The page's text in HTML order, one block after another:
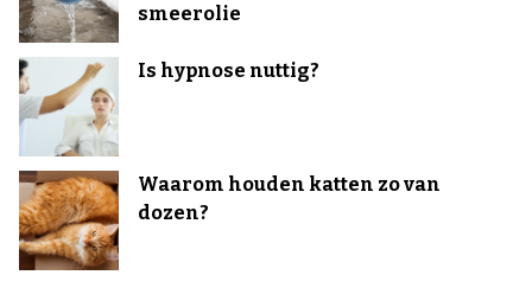
smeerolie
Is hypnose nuttig?
Waarom houden katten zo van
dozen?